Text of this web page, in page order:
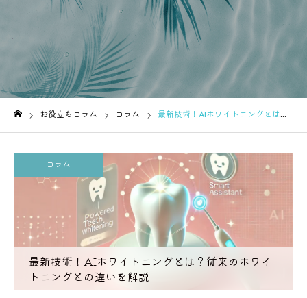
お役立ちコラム コラム 最新技術！AIホワイトニングとは？従来のホワイトニングとの違いを解説
コラム
最新技術！AIホワイトニングとは？従来のホワイ
トニングとの違いを解説